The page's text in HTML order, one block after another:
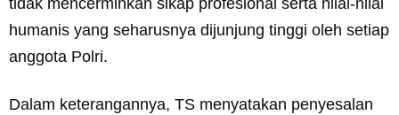
tidak mencerminkan sikap profesional serta nilai-nilai
humanis yang seharusnya dijunjung tinggi oleh setiap
anggota Polri.
Dalam keterangannya, TS menyatakan penyesalan